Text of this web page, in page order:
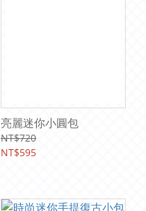
亮麗迷你小圓包
NT$720
NT$595